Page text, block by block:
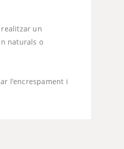
un
naturals o
l’encrespament i